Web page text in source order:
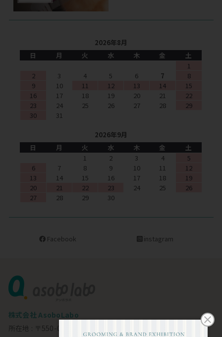
2026年8月
日
月 火 水 木 金
土
1
2
3 4 5 6 7
8
9
10 11 12 13 14
15
16
17 18 19 20 21
22
23
24 25 26 27 28
29
30
31
2026年9月
日
月 火 水 木 金
土
1
2 3 4
5
6
7 8 9 10 11
12
13
14 15 16 17 18
19
20
21 22 23 24 25
26
27
28 29 30
Facebook instagram
株式会社 AsoboLabo
所在地 : 〒550-0002 大阪市西区江戸堀1-23-11 6F